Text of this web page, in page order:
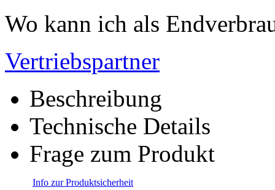
Wo kann ich als
Vertriebspartner
Beschreibung
Technische Details
Frage zum Produkt
Info zur Produktsicherheit